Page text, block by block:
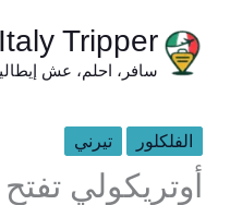
المحتوى
Italy Tripper
سافر، احلم، عش
الفلكلور تيرني
أوتريكولي تفتح